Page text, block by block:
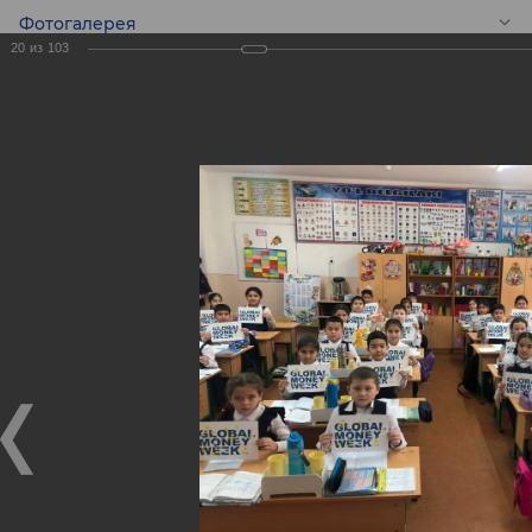
Фотогалерея
Конкурс эссе среди
школьников -
Global Money Week!
Конкурс эссе среди школьников - Global Money Week!
20 из 103